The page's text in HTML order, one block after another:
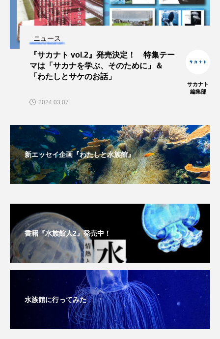
ニュース
『サカナト vol.2』発売決定！ 特集テー
マは「サカナを学ぶ、そのために」＆
「わたしとサケのお話」
サカナト
編集部
2024.03.07
新エッセイ企画『わたしと水族館』
書籍『水族館人2』発売中！
水族館に行ってみた